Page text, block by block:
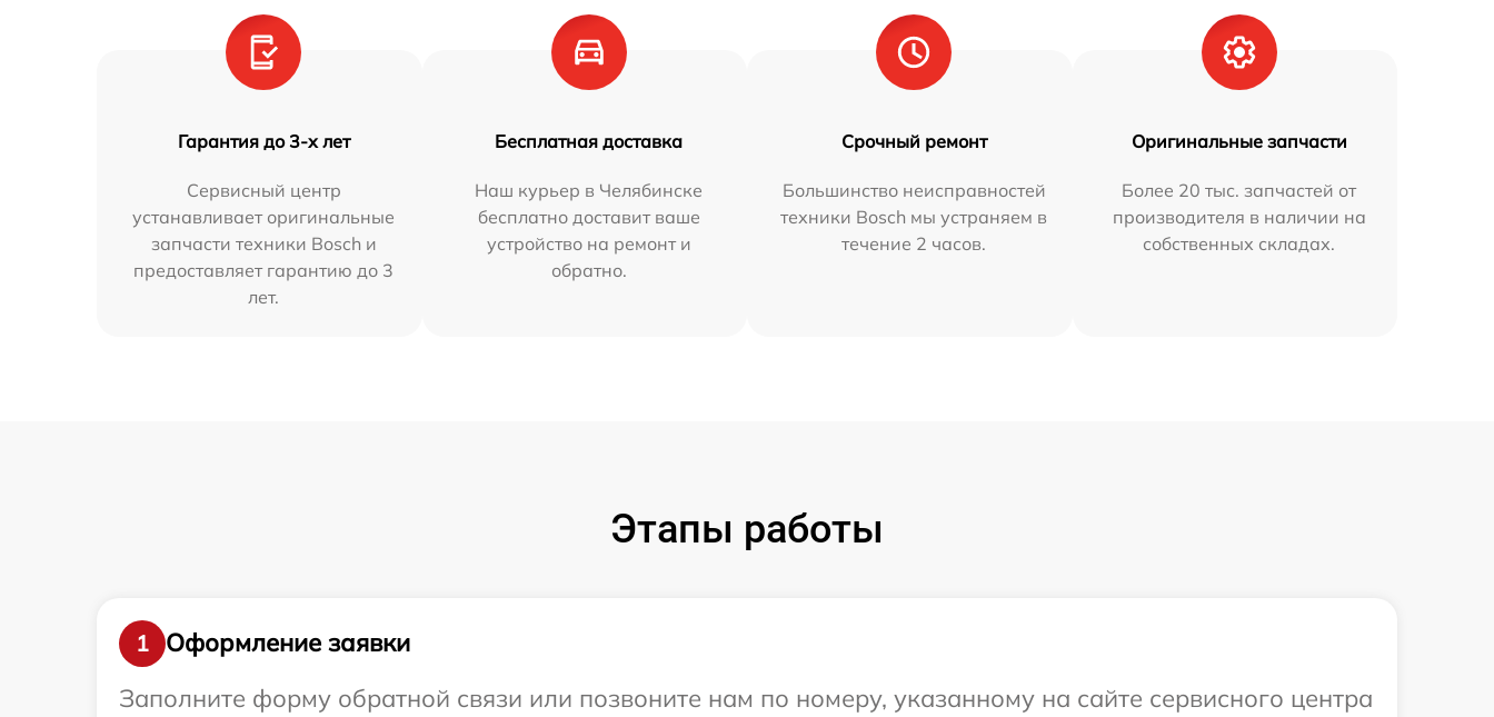
Гарантия до 3-х лет
Сервисный центр
устанавливает оригинальные
запчасти техники Bosch и
предоставляет гарантию до 3
лет.
Бесплатная доставка
Наш курьер в Челябинске
бесплатно доставит ваше
устройство на ремонт и
обратно.
Срочный ремонт
Большинство неисправностей
техники Bosch мы устраняем в
течение 2 часов.
Оригинальные запчасти
Более 20 тыс. запчастей от
производителя в наличии на
собственных складах.
Этапы работы
1
Оформление заявки
Заполните форму обратной связи или позвоните нам по номеру, указанному на сайте сервисного центра